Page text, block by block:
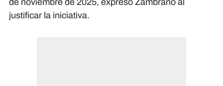
justificar la iniciativa.